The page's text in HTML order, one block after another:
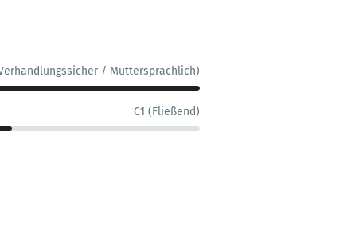
/ Muttersprachlich)
C1 (Fließend)